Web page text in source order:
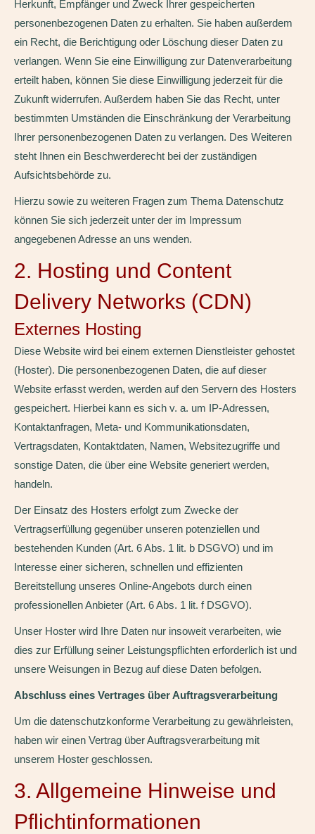
Herkunft, Empfänger und Zweck Ihrer gespeicherten
personenbezogenen Daten zu erhalten. Sie haben außerdem
ein Recht, die Berichtigung oder Löschung dieser Daten zu
verlangen. Wenn Sie eine Einwilligung zur Datenverarbeitung
erteilt haben, können Sie diese Einwilligung jederzeit für die
Zukunft widerrufen. Außerdem haben Sie das Recht, unter
bestimmten Umständen die Einschränkung der Verarbeitung
Ihrer personenbezogenen Daten zu verlangen. Des Weiteren
steht Ihnen ein Beschwerderecht bei der zuständigen
Aufsichtsbehörde zu.
Hierzu sowie zu weiteren Fragen zum Thema Datenschutz
können Sie sich jederzeit unter der im Impressum
angegebenen Adresse an uns wenden.
2. Hosting und Content
Delivery Networks (CDN)
Externes Hosting
Diese Website wird bei einem externen Dienstleister gehostet
(Hoster). Die personenbezogenen Daten, die auf dieser
Website erfasst werden, werden auf den Servern des Hosters
gespeichert. Hierbei kann es sich v. a. um IP-Adressen,
Kontaktanfragen, Meta- und Kommunikationsdaten,
Vertragsdaten, Kontaktdaten, Namen, Websitezugriffe und
sonstige Daten, die über eine Website generiert werden,
handeln.
Der Einsatz des Hosters erfolgt zum Zwecke der
Vertragserfüllung gegenüber unseren potenziellen und
bestehenden Kunden (Art. 6 Abs. 1 lit. b DSGVO) und im
Interesse einer sicheren, schnellen und effizienten
Bereitstellung unseres Online-Angebots durch einen
professionellen Anbieter (Art. 6 Abs. 1 lit. f DSGVO).
Unser Hoster wird Ihre Daten nur insoweit verarbeiten, wie
dies zur Erfüllung seiner Leistungspflichten erforderlich ist und
unsere Weisungen in Bezug auf diese Daten befolgen.
Abschluss eines Vertrages über Auftragsverarbeitung
Um die datenschutzkonforme Verarbeitung zu gewährleisten,
haben wir einen Vertrag über Auftragsverarbeitung mit
unserem Hoster geschlossen.
3. Allgemeine Hinweise und
Pflicht­informationen